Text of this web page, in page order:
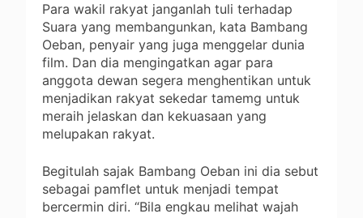
Para wakil rakyat janganlah tuli terhadap
Suara yang membangunkan, kata Bambang
Oeban, penyair yang juga menggelar dunia
film. Dan dia mengingatkan agar para
anggota dewan segera menghentikan untuk
menjadikan rakyat sekedar tamemg untuk
meraih jelaskan dan kekuasaan yang
melupakan rakyat.
Begitulah sajak Bambang Oeban ini dia sebut
sebagai pamflet untuk menjadi tempat
bercermin diri. “Bila engkau melihat wajah